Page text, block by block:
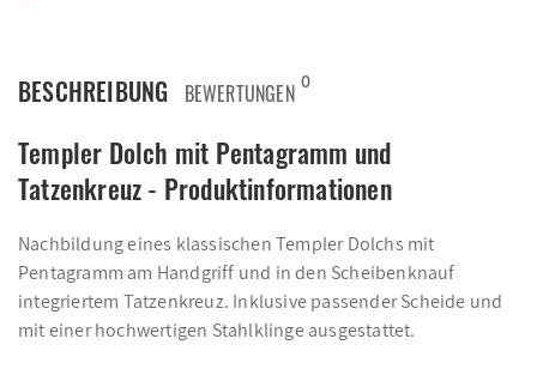
BESCHREIBUNG BEWERTUNGEN 0
Templer Dolch mit Pentagramm und
Tatzenkreuz - Produktinformationen
Nachbildung eines klassischen Templer Dolchs mit
Pentagramm am Handgriff und in den Scheibenknauf
integriertem Tatzenkreuz. Inklusive passender Scheide und
mit einer hochwertigen Stahlklinge ausgestattet.